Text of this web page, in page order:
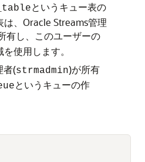
というキュー表の
、Oracle Streams管理
有し、このユーザーの
使用します。
者(strmadmin)が所有
というキューの作